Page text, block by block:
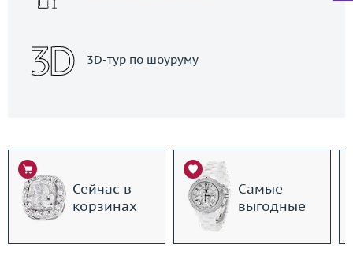
3D-тур по шоуруму
Сейчас в
корзинах
Самые
выгодные